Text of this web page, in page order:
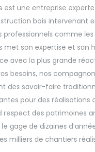
est une entreprise
bois intervenant
professionnels comme
met son expertise et son
avec la plus grande
besoins, nos
des savoir-faire
pour des réalisations
respect des patrimoines
gage de dizaines
milliers de chantiers